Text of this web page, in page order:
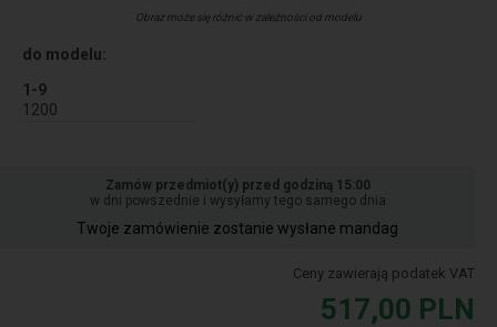
Obraz może się różnić w zależności od modelu
do modelu:
1-9
1200
Zamów przedmiot(y) przed godziną 15:00
w dni powszednie i wysyłamy tego samego dnia
Twoje zamówienie zostanie wysłane mandag
Ceny zawierają podatek VAT
517,00 PLN